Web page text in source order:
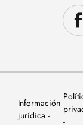
Información
jurídica